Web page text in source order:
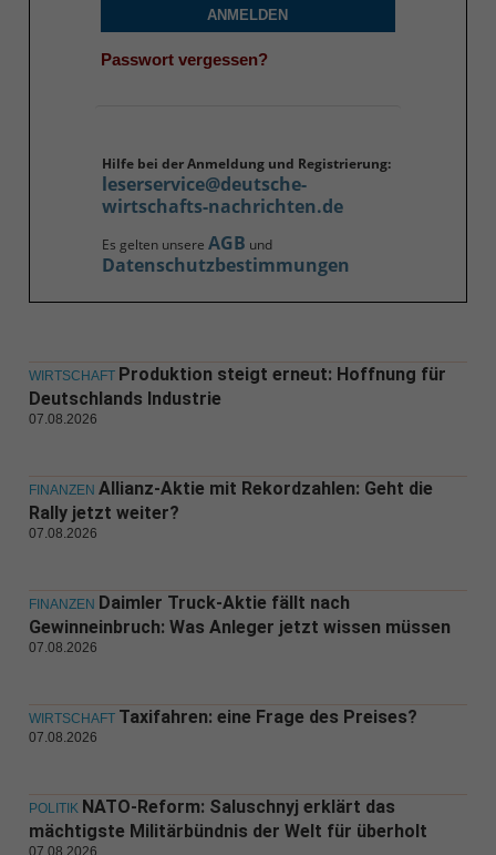
ANMELDEN
Passwort vergessen?
Hilfe bei der Anmeldung und Registrierung:
leserservice@deutsche-
wirtschafts-nachrichten.de
Es gelten unsere AGB und
Datenschutzbestimmungen
WIRTSCHAFT Produktion steigt erneut: Hoffnung für
Deutschlands Industrie
07.08.2026
FINANZEN Allianz-Aktie mit Rekordzahlen: Geht die
Rally jetzt weiter?
07.08.2026
FINANZEN Daimler Truck-Aktie fällt nach
Gewinneinbruch: Was Anleger jetzt wissen müssen
07.08.2026
WIRTSCHAFT Taxifahren: eine Frage des Preises?
07.08.2026
POLITIK NATO-Reform: Saluschnyj erklärt das
mächtigste Militärbündnis der Welt für überholt
07.08.2026